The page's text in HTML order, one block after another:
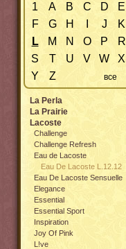
1 A B C D
E
F
G H J
K
L
M N O P
R
S
T U V W
X
Y
Z все
La Perla
La Prairie
Lacoste
Challenge
Challenge Refresh
Eau de Lacoste
Eau De Lacoste L.12.12
Eau De Lacoste Sensuelle
Elegance
Essential
Essential Sport
Inspiration
Joy Of Pink
L!ve